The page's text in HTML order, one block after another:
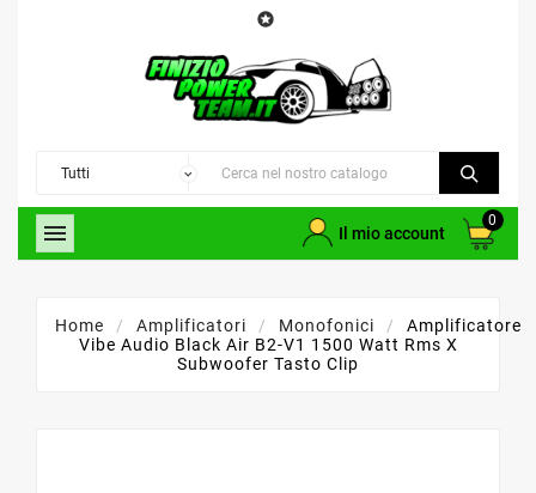

 Il mio account
0
Home Amplificatori Monofonici
Amplificatore
Vibe Audio Black Air B2-V1 1500 Watt Rms X
Subwoofer Tasto Clip